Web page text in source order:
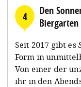
4
Den
Biergarten
Seit 2017 gibt es
Form in
Von einer der
ihr in den